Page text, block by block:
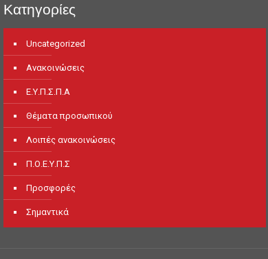
Κατηγορίες
Uncategorized
Ανακοινώσεις
Ε.Υ.Π.Σ.Π.Α
Θέματα προσωπικού
Λοιπές ανακοινώσεις
Π.Ο.Ε.Υ.Π.Σ
Προσφορές
Σημαντικά